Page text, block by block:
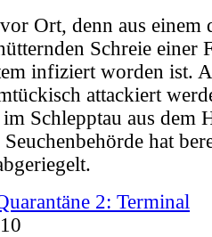
Ort, denn aus einem
Schreie einer
infiziert worden ist.
attackiert
Schlepptau aus dem
hat
2: Terminal